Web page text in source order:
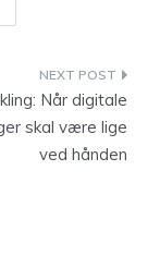
Når digitale
skal være lige
ved hånden